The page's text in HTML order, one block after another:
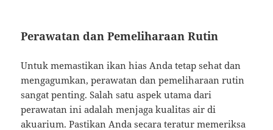
Perawatan dan Pemeliharaan Rutin
Untuk memastikan ikan hias Anda tetap sehat dan
mengagumkan, perawatan dan pemeliharaan rutin
sangat penting. Salah satu aspek utama dari
perawatan ini adalah menjaga kualitas air di
akuarium. Pastikan Anda secara teratur memeriksa